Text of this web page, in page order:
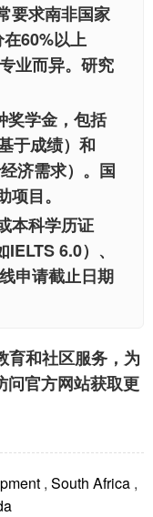
要求南非国家
60%以上
业而异。研究
奖学金，包括
于成绩）和
济需求）。国
目。
本科学历证
6.0）、
申请截止日期
和社区服务，为
官方网站获取更
, South Africa ,